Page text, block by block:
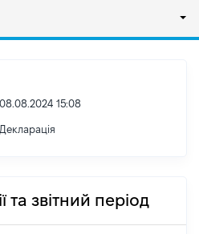
08.08.2024 15:08
Декларація
та звітний період